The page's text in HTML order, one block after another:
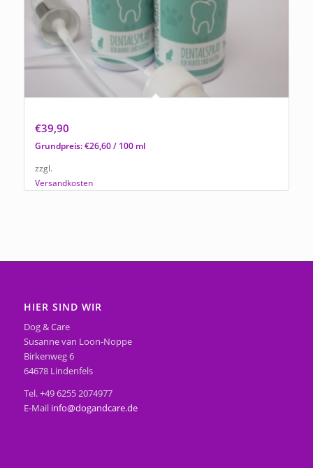
€39,90
Grundpreis:€26,60/ 100 ml
zzgl.
Versandkosten
HIER SIND WIR
Dog & Care
Susanne van Loon-Noppe
Birkenweg 6
64678 Lindenfels
Tel. +49 6255 2074977
E-Mail info@dogandcare.de